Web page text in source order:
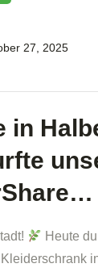
27, 2025
in
Heute